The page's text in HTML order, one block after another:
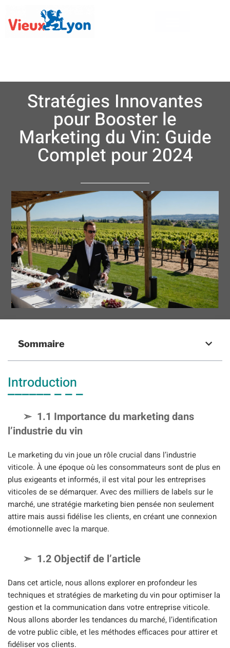
Stratégies Innovantes
pour Booster le
Marketing du Vin: Guide
Complet pour 2024
Sommaire
Introduction
1.1 Importance du marketing dans
l’industrie du vin
Le marketing du vin joue un rôle crucial dans l’industrie
viticole. À une époque où les consommateurs sont de plus en
plus exigeants et informés, il est vital pour les entreprises
viticoles de se démarquer. Avec des milliers de labels sur le
marché, une stratégie marketing bien pensée non seulement
attire mais aussi fidélise les clients, en créant une connexion
émotionnelle avec la marque.
1.2 Objectif de l’article
Dans cet article, nous allons explorer en profondeur les
techniques et stratégies de marketing du vin pour optimiser la
gestion et la communication dans votre entreprise viticole.
Nous allons aborder les tendances du marché, l’identification
de votre public cible, et les méthodes efficaces pour attirer et
fidéliser vos clients.